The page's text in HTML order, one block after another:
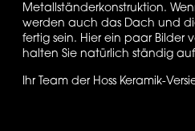
Metallständerkonstruktion.
werden auch das Dach und
fertig sein. Hier ein paar Bilder
halten Sie natürlich ständig
Ihr Team der Hoss Keramik-